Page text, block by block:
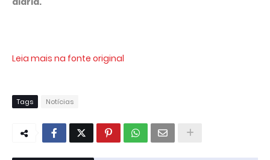
Leia mais na fonte original
Tags Notícias